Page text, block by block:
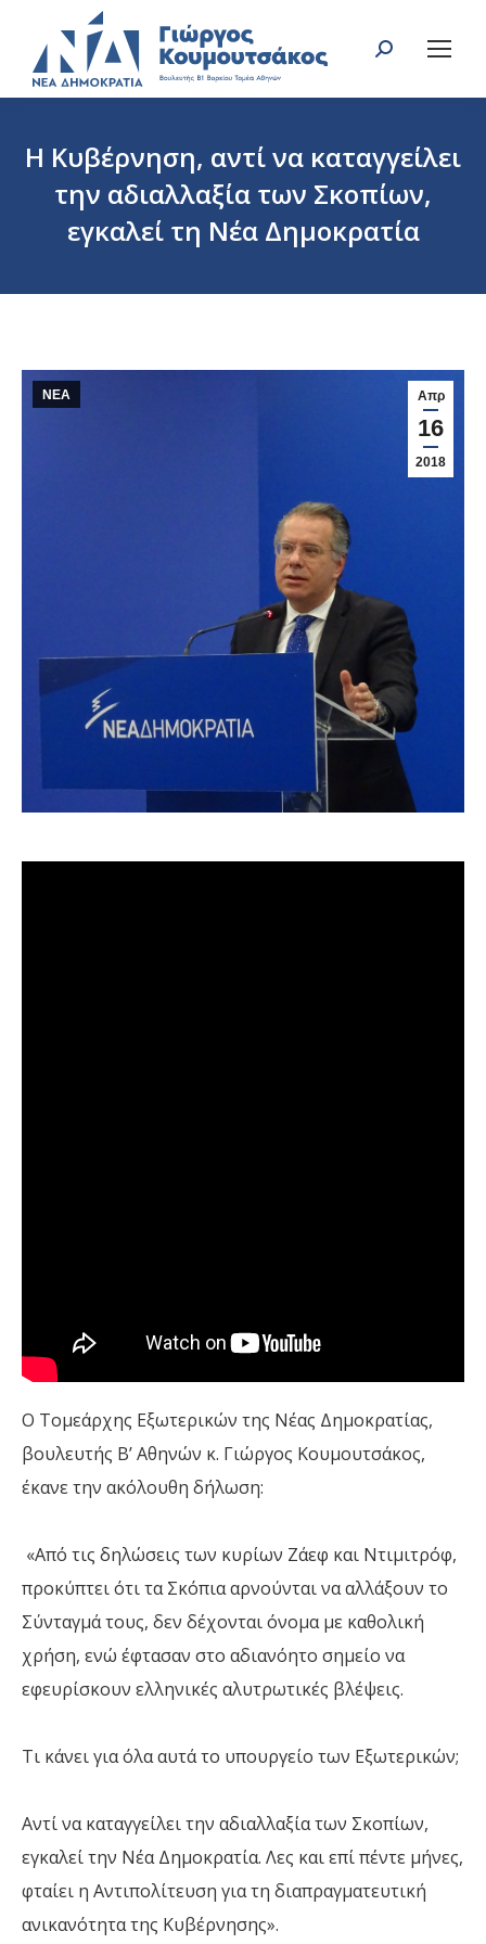
Search:
Η Κυβέρνηση, αντί να καταγγείλει
την αδιαλλαξία των Σκοπίων,
εγκαλεί τη Νέα Δημοκρατία
Απρ
16
2018
ΝΕΑ
Ο Τομεάρχης Εξωτερικών της Νέας Δημοκρατίας,
βουλευτής Β’ Αθηνών κ. Γιώργος Κουμουτσάκος,
έκανε την ακόλουθη δήλωση:
«Από τις δηλώσεις των κυρίων Ζάεφ και Ντιμιτρόφ,
προκύπτει ότι τα Σκόπια αρνούνται να αλλάξουν το
Σύνταγμά τους, δεν δέχονται όνομα με καθολική
χρήση, ενώ έφτασαν στο αδιανόητο σημείο να
εφευρίσκουν ελληνικές αλυτρωτικές βλέψεις.
Τι κάνει για όλα αυτά το υπουργείο των Εξωτερικών;
Αντί να καταγγείλει την αδιαλλαξία των Σκοπίων,
εγκαλεί την Νέα Δημοκρατία. Λες και επί πέντε μήνες,
φταίει η Αντιπολίτευση για τη διαπραγματευτική
ανικανότητα της Κυβέρνησης».